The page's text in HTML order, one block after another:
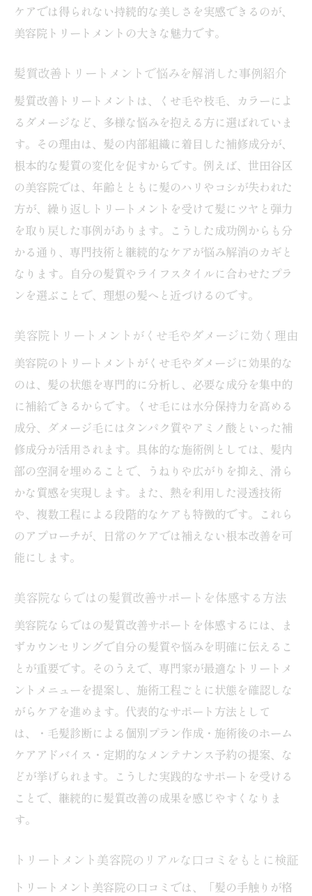
ケアでは得られない持続的な美しさを実感できるのが、
美容院トリートメントの大きな魅力です。
髪質改善トリートメントで悩みを解消した事例紹介
髪質改善トリートメントは、くせ毛や枝毛、カラーによ
るダメージなど、多様な悩みを抱える方に選ばれていま
す。その理由は、髪の内部組織に着目した補修成分が、
根本的な髪質の変化を促すからです。例えば、世田谷区
の美容院では、年齢とともに髪のハリやコシが失われた
方が、繰り返しトリートメントを受けて髪にツヤと弾力
を取り戻した事例があります。こうした成功例からも分
かる通り、専門技術と継続的なケアが悩み解消のカギと
なります。自分の髪質やライフスタイルに合わせたプラ
ンを選ぶことで、理想の髪へと近づけるのです。
美容院トリートメントがくせ毛やダメージに効く理由
美容院のトリートメントがくせ毛やダメージに効果的な
のは、髪の状態を専門的に分析し、必要な成分を集中的
に補給できるからです。くせ毛には水分保持力を高める
成分、ダメージ毛にはタンパク質やアミノ酸といった補
修成分が活用されます。具体的な施術例としては、髪内
部の空洞を埋めることで、うねりや広がりを抑え、滑ら
かな質感を実現します。また、熱を利用した浸透技術
や、複数工程による段階的なケアも特徴的です。これら
のアプローチが、日常のケアでは補えない根本改善を可
能にします。
美容院ならではの髪質改善サポートを体感する方法
美容院ならではの髪質改善サポートを体感するには、ま
ずカウンセリングで自分の髪質や悩みを明確に伝えるこ
とが重要です。そのうえで、専門家が最適なトリートメ
ントメニューを提案し、施術工程ごとに状態を確認しな
がらケアを進めます。代表的なサポート方法として
は、・毛髪診断による個別プラン作成・施術後のホーム
ケアアドバイス・定期的なメンテナンス予約の提案、な
どが挙げられます。こうした実践的なサポートを受ける
ことで、継続的に髪質改善の成果を感じやすくなりま
す。
トリートメント美容院のリアルな口コミをもとに検証
トリートメント美容院の口コミでは、「髪の手触りが格